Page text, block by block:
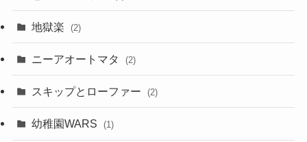
地獄楽 (2)
ニーアオートマタ (2)
スキップとローファー (2)
幼稚園WARS (1)